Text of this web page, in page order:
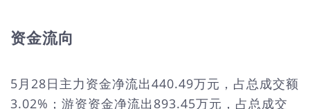
资金流向
5月28日主力资金净流出440.49万元，占总成交额
3.02%；游资资金净流出893.45万元，占总成交